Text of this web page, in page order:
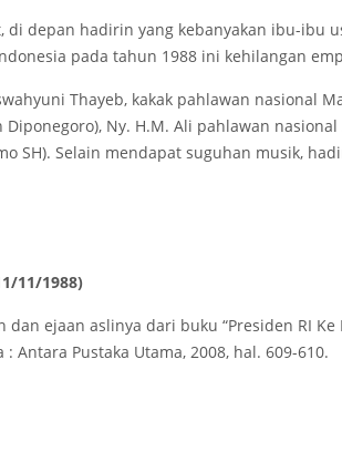
di depan hadirin yang kebanyakan ibu-ibu
pada tahun 1988 ini kehilangan
Thayeb, kakak pahlawan nasional
Ny. H.M. Ali pahlawan
SH). Selain mendapat suguhan musik,
11/1988)
ejaan aslinya dari buku “Presiden RI Ke
: Antara Pustaka Utama, 2008, hal. 609-610.